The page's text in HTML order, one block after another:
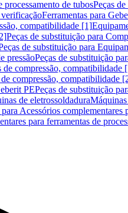
processamento de tubosPeças
Ferramentas para
compatibilidade [1]
Peças de substituição para
de substituição para
pressãoPeças de substituição
de compressão, compatibilidade
compressão, compatibilidade
PEPeças de substituição
de eletrossoldadura
Acessórios
para ferramentas de